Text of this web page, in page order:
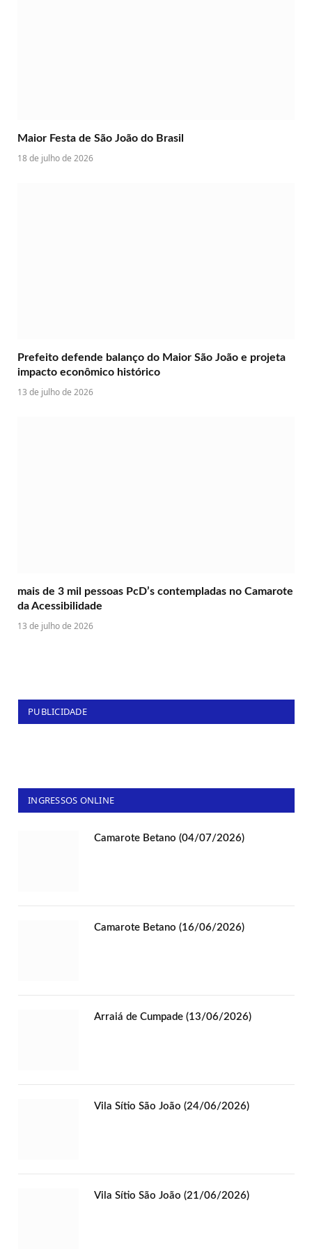
Maior Festa de São João do Brasil
18 de julho de 2026
Prefeito defende balanço do Maior São João e projeta
impacto econômico histórico
13 de julho de 2026
mais de 3 mil pessoas PcD’s contempladas no Camarote
da Acessibilidade
13 de julho de 2026
PUBLICIDADE
INGRESSOS ONLINE
Camarote Betano (04/07/2026)
Camarote Betano (16/06/2026)
Arraiá de Cumpade (13/06/2026)
Vila Sítio São João (24/06/2026)
Vila Sítio São João (21/06/2026)